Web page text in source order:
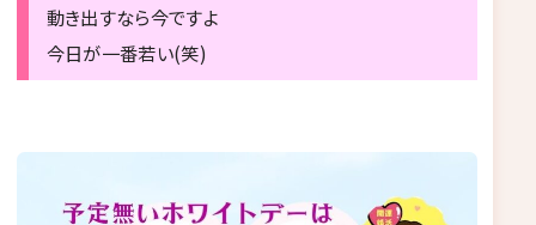
動き出すなら今ですよ
今日が一番若い(笑)